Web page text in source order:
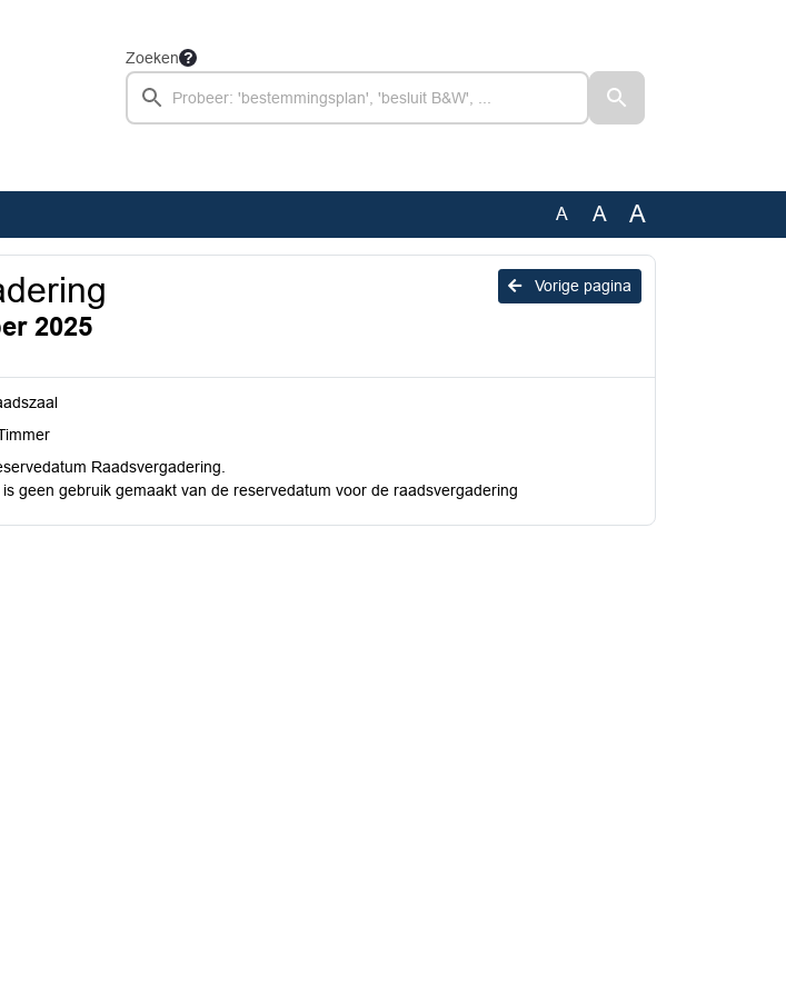
Zoeken
A A A
Vorige pagina
2025
Raadsvergadering.
is geen gebruik gemaakt van de reservedatum voor de raadsvergadering